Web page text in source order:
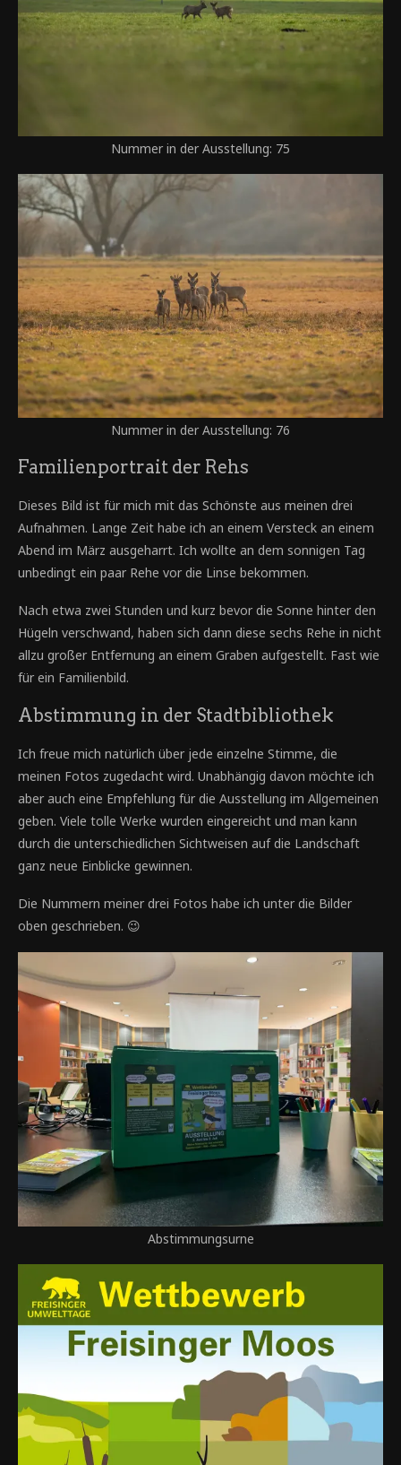
Nummer in der Ausstellung: 75
Nummer in der Ausstellung: 76
Familienportrait der Rehs
Dieses Bild ist für mich mit das Schönste aus meinen drei
Aufnahmen. Lange Zeit habe ich an einem Versteck an einem
Abend im März ausgeharrt. Ich wollte an dem sonnigen Tag
unbedingt ein paar Rehe vor die Linse bekommen.
Nach etwa zwei Stunden und kurz bevor die Sonne hinter den
Hügeln verschwand, haben sich dann diese sechs Rehe in nicht
allzu großer Entfernung an einem Graben aufgestellt. Fast wie
für ein Familienbild.
Abstimmung in der Stadtbibliothek
Ich freue mich natürlich über jede einzelne Stimme, die
meinen Fotos zugedacht wird. Unabhängig davon möchte ich
aber auch eine Empfehlung für die Ausstellung im Allgemeinen
geben. Viele tolle Werke wurden eingereicht und man kann
durch die unterschiedlichen Sichtweisen auf die Landschaft
ganz neue Einblicke gewinnen.
Die Nummern meiner drei Fotos habe ich unter die Bilder
oben geschrieben. 😉
Abstimmungsurne